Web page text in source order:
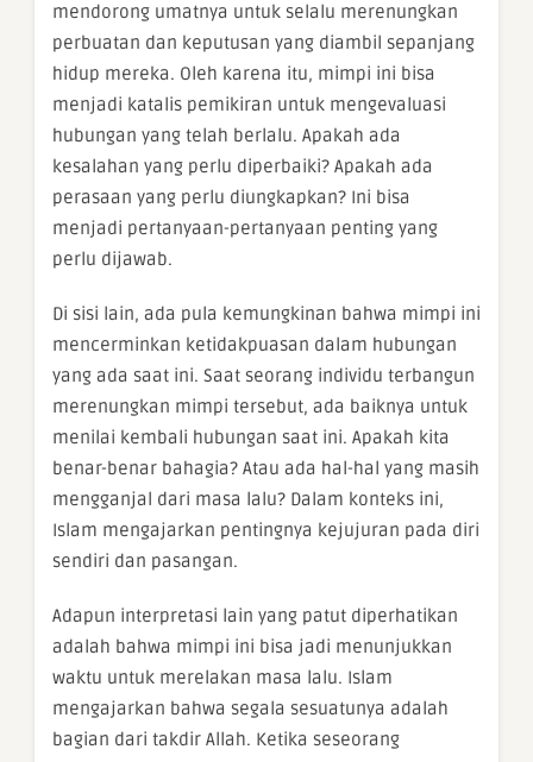
mendorong umatnya untuk selalu merenungkan
perbuatan dan keputusan yang diambil sepanjang
hidup mereka. Oleh karena itu, mimpi ini bisa
menjadi katalis pemikiran untuk mengevaluasi
hubungan yang telah berlalu. Apakah ada
kesalahan yang perlu diperbaiki? Apakah ada
perasaan yang perlu diungkapkan? Ini bisa
menjadi pertanyaan-pertanyaan penting yang
perlu dijawab.
Di sisi lain, ada pula kemungkinan bahwa mimpi ini
mencerminkan ketidakpuasan dalam hubungan
yang ada saat ini. Saat seorang individu terbangun
merenungkan mimpi tersebut, ada baiknya untuk
menilai kembali hubungan saat ini. Apakah kita
benar-benar bahagia? Atau ada hal-hal yang masih
mengganjal dari masa lalu? Dalam konteks ini,
Islam mengajarkan pentingnya kejujuran pada diri
sendiri dan pasangan.
Adapun interpretasi lain yang patut diperhatikan
adalah bahwa mimpi ini bisa jadi menunjukkan
waktu untuk merelakan masa lalu. Islam
mengajarkan bahwa segala sesuatunya adalah
bagian dari takdir Allah. Ketika seseorang